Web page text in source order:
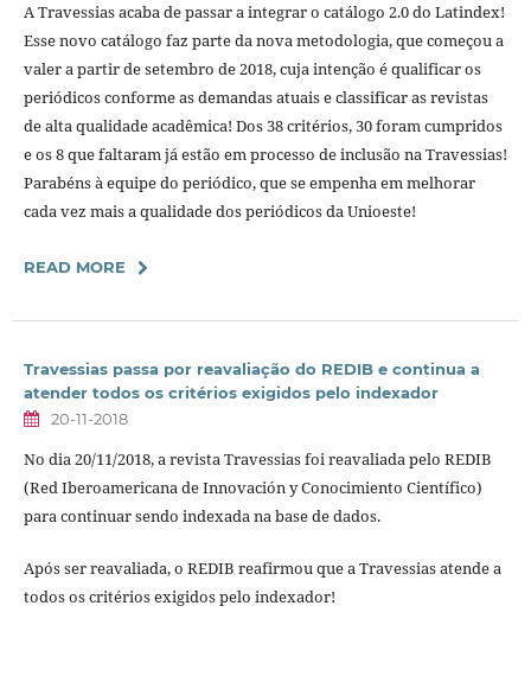
A Travessias acaba de passar a integrar o catálogo 2.0 do Latindex!
Esse novo catálogo faz parte da nova metodologia, que começou a
valer a partir de setembro de 2018, cuja intenção é qualificar os
periódicos conforme as demandas atuais e classificar as revistas
de alta qualidade acadêmica! Dos 38 critérios, 30 foram cumpridos
e os 8 que faltaram já estão em processo de inclusão na Travessias!
Parabéns à equipe do periódico, que se empenha em melhorar
cada vez mais a qualidade dos periódicos da Unioeste!
READ MORE
Travessias passa por reavaliação do REDIB e continua a
atender todos os critérios exigidos pelo indexador
20-11-2018
No dia 20/11/2018, a revista Travessias foi reavaliada pelo REDIB
(Red Iberoamericana de Innovación y Conocimiento Científico)
para continuar sendo indexada na base de dados.
Após ser reavaliada, o REDIB reafirmou que a Travessias atende a
todos os critérios exigidos pelo indexador!